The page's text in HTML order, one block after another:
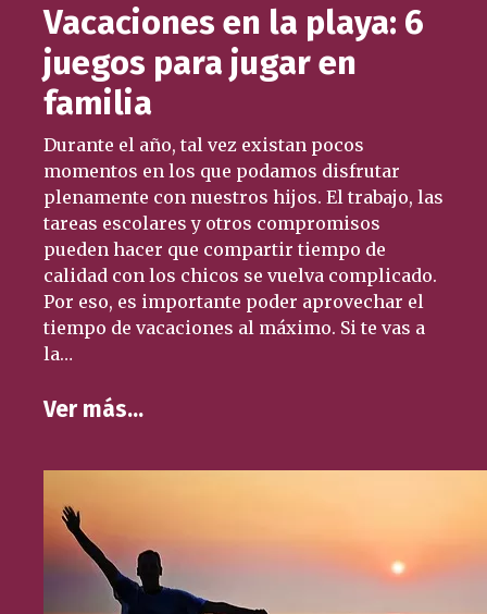
Vacaciones en la playa: 6
juegos para jugar en
familia
Durante el año, tal vez existan pocos
momentos en los que podamos disfrutar
plenamente con nuestros hijos. El trabajo, las
tareas escolares y otros compromisos
pueden hacer que compartir tiempo de
calidad con los chicos se vuelva complicado.
Por eso, es importante poder aprovechar el
tiempo de vacaciones al máximo. Si te vas a
la…
Ver más…